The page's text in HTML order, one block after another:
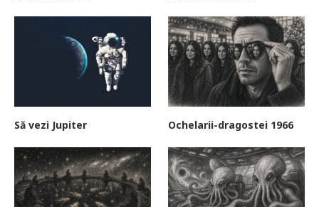
Să vezi Jupiter Ochelarii-dragostei 1966